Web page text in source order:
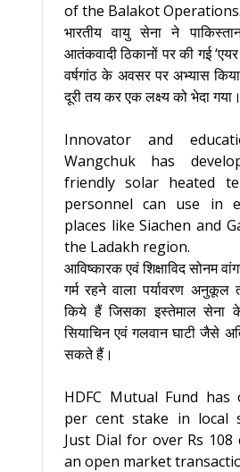
of the Balakot Operations.
भारतीय वायु सेना ने
आतंकवादी ठिकानों पर की गई
वर्षगांठ के अवसर पर अभ्यास
दूरी तय कर एक लक्ष्य को भेदा गया।
Innovator and
Wangchuk has
friendly solar heated
personnel can use in
places like Siachen and
the Ladakh region.
आविष्कारक एवं शिक्षाविद सोनम
गर्म रहने वाला पर्यावरण अनुकूल
किये हैं जिसका इस्तेमाल सेना
सियाचिन एवं गलवान घाटी जैसे
सकते हैं।
HDFC Mutual Fund has
per cent stake in local
Just Dial for over Rs
an open market